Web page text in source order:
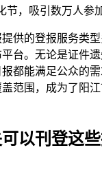
节，吸引数万人参
供的登报服务类
台。无论是证件
都能满足公众的
范围，成为了阳
以刊登这些